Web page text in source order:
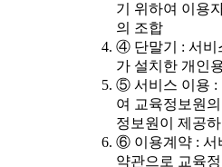
기 위하여 이용
의 조합
④ 단말기 : 서비
가 설치한 개인
⑤ 서비스 이용 :
여 교육정보원
정보원이 제공
⑥ 이용계약 : 서
약관으로 교육